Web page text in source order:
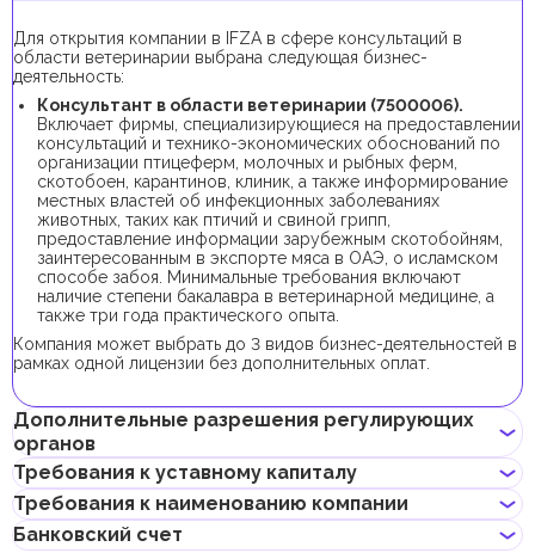
Для открытия компании в IFZA в сфере консультаций в
области ветеринарии выбрана следующая бизнес-
деятельность:
Консультант в области ветеринарии (7500006).
Включает фирмы, специализирующиеся на предоставлении
консультаций и технико-экономических обоснований по
организации птицеферм, молочных и рыбных ферм,
скотобоен, карантинов, клиник, а также информирование
местных властей об инфекционных заболеваниях
животных, таких как птичий и свиной грипп,
предоставление информации зарубежным скотобойням,
заинтересованным в экспорте мяса в ОАЭ, о исламском
способе забоя. Минимальные требования включают
наличие степени бакалавра в ветеринарной медицине, а
также три года практического опыта.
Компания может выбрать до 3 видов бизнес-деятельностей в
рамках одной лицензии без дополнительных оплат.
Дополнительные разрешения регулирующих
органов
В рамках процедуры регистрации компании с данной бизнес-
деятельностью не требуется получения дополнительных
разрешений.
Требования к уставному капиталу
Требование к минимальному уставному капиталу для
компаний IFZA составляет 10 000 AED, его внесение
Требования к наименованию компании
Может содержать имя учредителя
Банковский счет